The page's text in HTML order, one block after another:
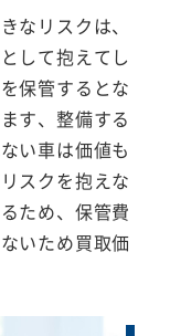
なリスクは、
して抱えてし
保管するとな
す、整備する
い車は価値も
スクを抱えな
ため、保管費
いため買取価